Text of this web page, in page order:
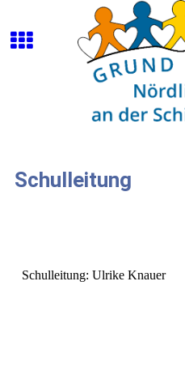
Schulleitung
Schulleitung: Ulrike Knauer